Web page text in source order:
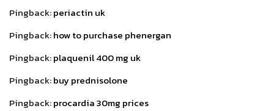
Pingback:periactin uk
Pingback:how to purchase phenergan
Pingback:plaquenil 400 mg uk
Pingback:buy prednisolone
Pingback:procardia 30mg prices